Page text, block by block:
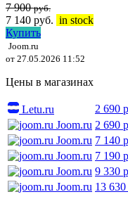
7 900руб.
7 140 руб. in stock
Купить
Joom.ru
от 27.05.2026 11:52
Цены в магазинах
Letu.ru 2 690
Joom.ru 2 690
Joom.ru 7 140
Joom.ru 7 190
Joom.ru 9 330
Joom.ru 13